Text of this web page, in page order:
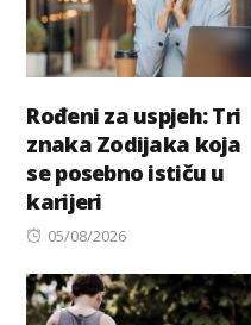
Rođeni za uspjeh: Tri
znaka Zodijaka koja
se posebno ističu u
karijeri
Posted
05/08/2026